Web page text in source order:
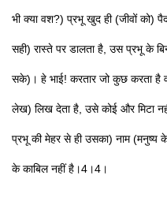
भी क्या वश?) प्रभू खुद ही (जीवों को)
सही) रास्ते पर डालता है, उस प्रभू के
सके)। हे भाई! करतार जो कुछ करता है
लेख) लिख देता है, उसे कोई और मिटा
प्रभू की मेहर से ही उसका) नाम
के काबिल नहीं है।4।4।